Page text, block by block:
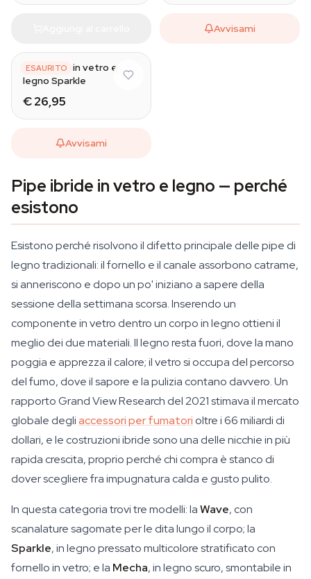
Avvisami
ESAURITO
Pipa ibrida in vetro e
legno Sparkle
€ 26,95
Avvisami
Pipe ibride in vetro e legno — perché
esistono
Esistono perché risolvono il difetto principale delle pipe di
legno tradizionali: il fornello e il canale assorbono catrame,
si anneriscono e dopo un po' iniziano a sapere della
sessione della settimana scorsa. Inserendo un
componente in vetro dentro un corpo in legno ottieni il
meglio dei due materiali. Il legno resta fuori, dove la mano
poggia e apprezza il calore; il vetro si occupa del percorso
del fumo, dove il sapore e la pulizia contano davvero. Un
rapporto Grand View Research del 2021 stimava il mercato
globale degliaccessori per fumatori oltre i 66 miliardi di
dollari, e le costruzioni ibride sono una delle nicchie in più
rapida crescita, proprio perché chi compra è stanco di
dover scegliere fra impugnatura calda e gusto pulito.
In questa categoria trovi tre modelli: laWave, con
scanalature sagomate per le dita lungo il corpo; la
Sparkle, in legno pressato multicolore stratificato con
fornello in vetro; e la Mecha, in legno scuro, smontabile in